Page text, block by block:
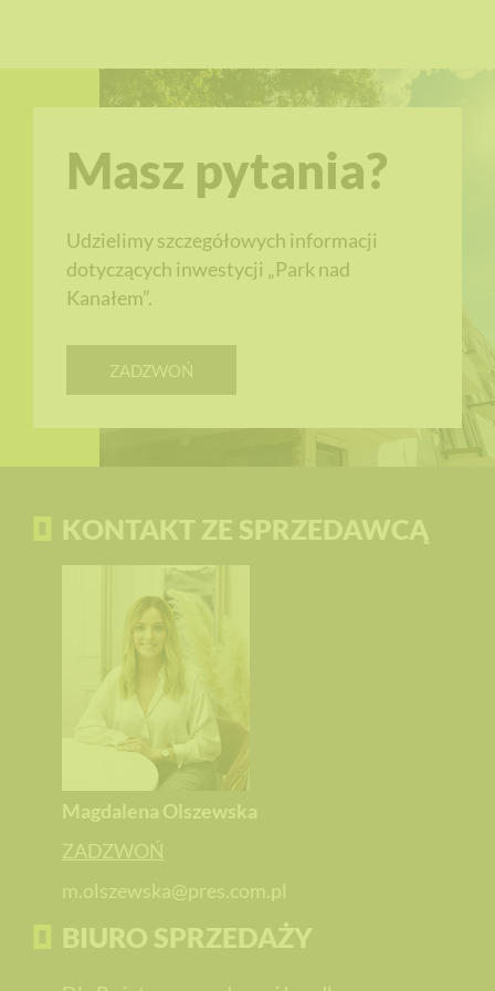
Masz pytania?
Udzielimy szczegółowych informacji
dotyczących inwestycji „Park nad
Kanałem”.
ZADZWOŃ
KONTAKT ZE SPRZEDAWCĄ
Magdalena Olszewska
ZADZWOŃ
m.olszewska@pres.com.pl
BIURO SPRZEDAŻY